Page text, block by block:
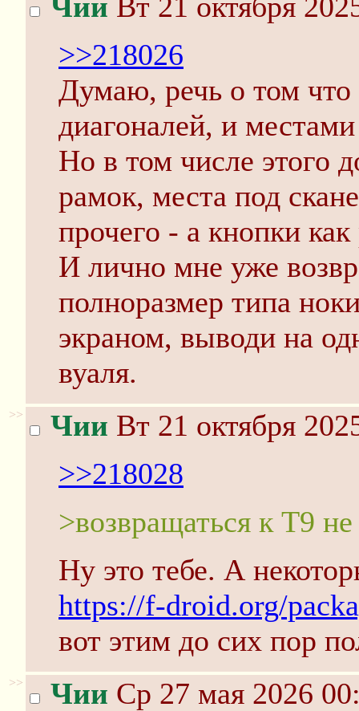
>>218026
Думаю, речь о том что
диагоналей, и
Но в том числе этого
рамок, места под
прочего - а кнопки
И лично мне уже
полноразмер типа
экраном, выводи на
вуаля.
>> Чии Вт 21 октября
>>218028
>возвращаться к Т9 не
Ну это тебе. А
https://f-droid.org/
вот этим до сих пор
>> Чии Ср 27 мая 2026